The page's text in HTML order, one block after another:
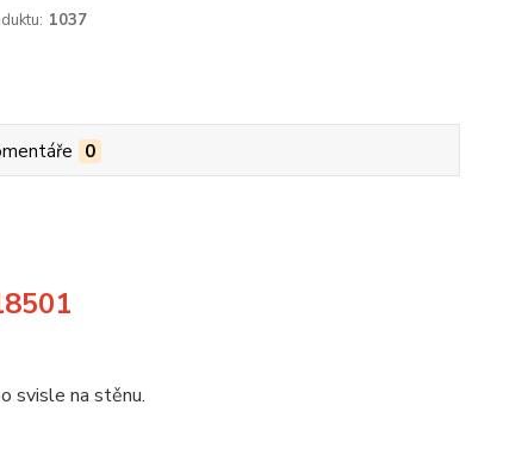
1037
0
svisle na stěnu.